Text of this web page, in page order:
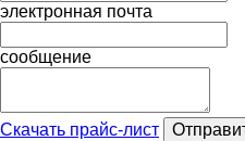
электронная почта
сообщение
Скачать прайс-лист